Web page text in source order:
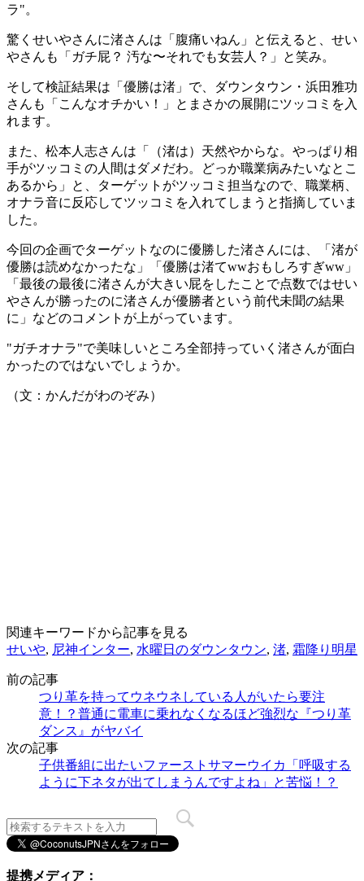
ラ"。
驚くせいやさんに渚さんは「腹痛いねん」と伝えると、せい
やさんも「ガチ屁？ 汚な〜それでも女芸人？」と笑み。
そして検証結果は「優勝は渚」で、ダウンタウン・浜田雅功
さんも「こんなオチかい！」とまさかの展開にツッコミを入
れます。
また、松本人志さんは「（渚は）天然やからな。やっぱり相
手がツッコミの人間はダメだわ。どっか職業病みたいなとこ
あるから」と、ターゲットがツッコミ担当なので、職業柄、
オナラ音に反応してツッコミを入れてしまうと指摘していま
した。
今回の企画でターゲットなのに優勝した渚さんには、「渚が
優勝は読めなかったな」「優勝は渚てwwおもしろすぎww」
「最後の最後に渚さんが大きい屁をしたことで点数ではせい
やさんが勝ったのに渚さんが優勝者という前代未聞の結果
に」などのコメントが上がっています。
"ガチオナラ"で美味しいところ全部持っていく渚さんが面白
かったのではないでしょうか。
（文：かんだがわのぞみ）
関連キーワードから記事を見る
せいや, 尼神インター, 水曜日のダウンタウン, 渚, 霜降り明星
前の記事
つり革を持ってウネウネしている人がいたら要注
意！？普通に電車に乗れなくなるほど強烈な『つり革
ダンス』がヤバイ
次の記事
子供番組に出たいファーストサマーウイカ「呼吸する
ように下ネタが出てしまうんですよね」と苦悩！？
提携メディア：